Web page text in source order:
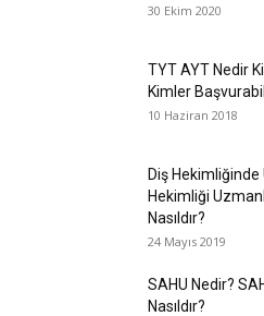
30 Ekim 2020
TYT AYT Nedir
Kimler
10 Haziran 2018
Diş Hekimliğinde
Hekimliği
Nasıldır?
24 Mayıs 2019
SAHU Nedir?
Nasıldır?